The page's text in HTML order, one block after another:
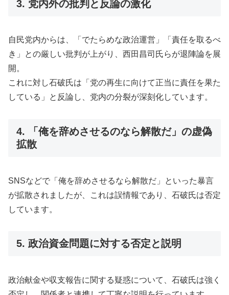
3. 党内外の批判と反論の激化
自民党内からは、「でたらめな政治運営」「責任を取るべ
き」との厳しい批判が上がり、西田昌司氏らが退陣論を展
開。
これに対し石破氏は「党の再生に向けて正当に責任を果た
している」と反論し、党内の分裂が深刻化しています。
4. 「俺を辞めさせるのなら解散だ」の虚偽
拡散
SNSなどで「俺を辞めさせるなら解散だ」といった暴言
が拡散されましたが、これは誤情報であり、石破氏は否定
しています。
5. 政治資金問題に対する否定と説明
政治献金や収支報告に関する疑惑について、石破氏は強く